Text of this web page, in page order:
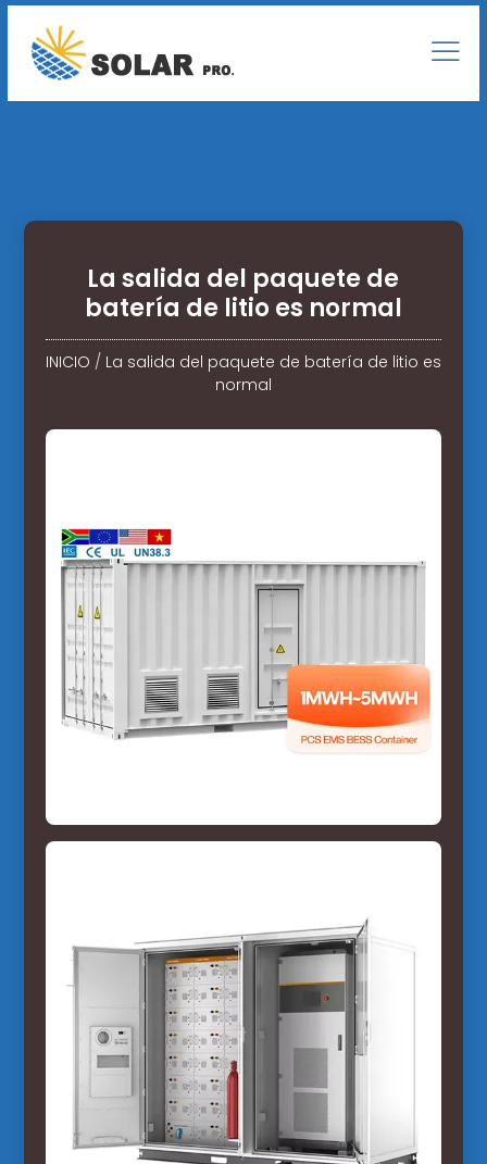
La salida del paquete de
batería de litio es normal
INICIO / La salida del paquete de batería de litio es
normal